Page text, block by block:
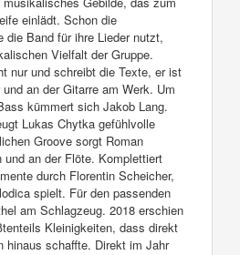
einlädt. Schon die
die Band für ihre Lieder nutzt,
Vielfalt der Gruppe.
nur und schreibt die Texte, er ist
an der Gitarre am Werk. Um
kümmert sich Jakob Lang.
Lukas Chytka gefühlvolle
Groove sorgt Roman
an der Flöte. Komplettiert
durch Florentin Scheicher,
spielt. Für den passenden
am Schlagzeug. 2018 erschien
Kleinigkeiten, dass direkt
hinaus schaffte. Direkt im Jahr